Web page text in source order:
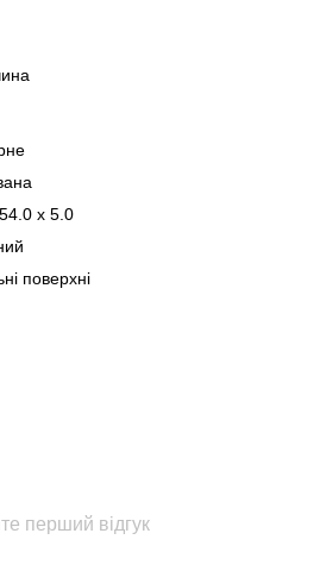
х 5.0
поверхні
перший відгук